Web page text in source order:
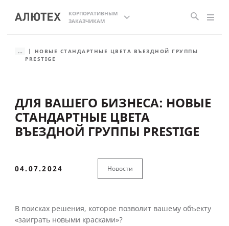
КОРПОРАТИВНЫМ
ЗАКАЗЧИКАМ
...
НОВЫЕ СТАНДАРТНЫЕ ЦВЕТА ВЪЕЗДНОЙ ГРУППЫ
PRESTIGE
ДЛЯ ВАШЕГО БИЗНЕСА: НОВЫЕ
СТАНДАРТНЫЕ ЦВЕТА
ВЪЕЗДНОЙ ГРУППЫ PRESTIGE
04.07.2024 Новости
В поисках решения, которое позволит вашему объекту
«заиграть новыми красками»?